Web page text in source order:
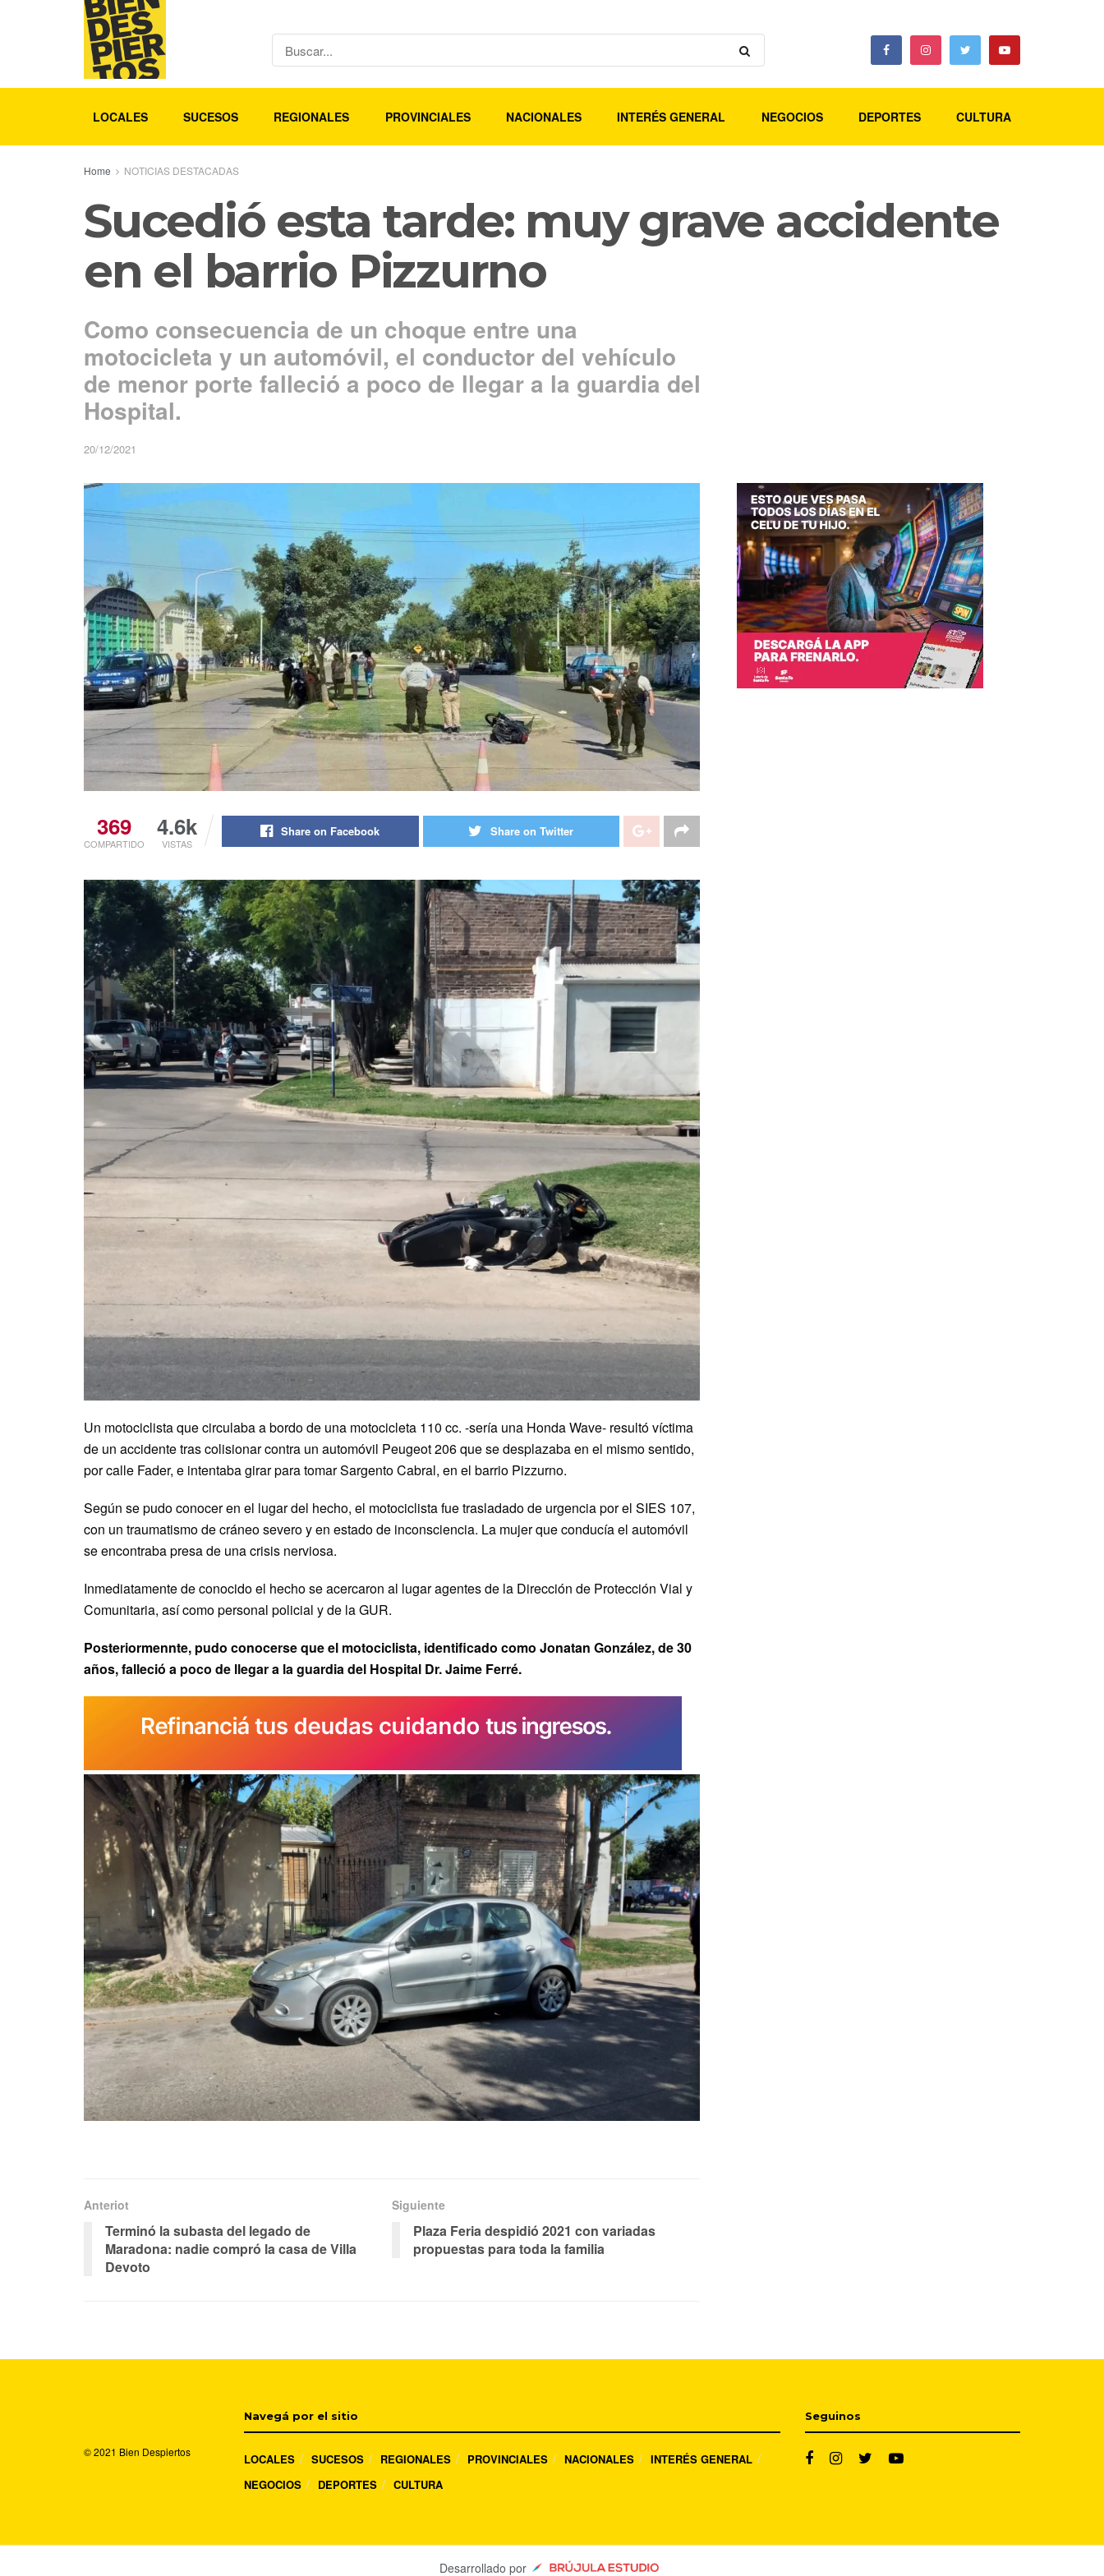
LOCALES SUCESOS REGIONALES PROVINCIALES NACIONALES INTERÉS GENERAL NEGOCIOS DEPORTES CULTURA
Home NOTICIAS DESTACADAS
Sucedió esta tarde: muy grave accidente
en el barrio Pizzurno
Como consecuencia de un choque entre una
motocicleta y un automóvil, el conductor del vehículo
de menor porte falleció a poco de llegar a la guardia del
Hospital.
20/12/2021
369
COMPARTIDO
4.6k
VISTAS
Share on Facebook Share on Twitter
Un motociclista que circulaba a bordo de una motocicleta 110 cc. -sería una Honda Wave- resultó víctima
de un accidente tras colisionar contra un automóvil Peugeot 206 que se desplazaba en el mismo sentido,
por calle Fader, e intentaba girar para tomar Sargento Cabral, en el barrio Pizzurno.
Según se pudo conocer en el lugar del hecho, el motociclista fue trasladado de urgencia por el SIES 107,
con un traumatismo de cráneo severo y en estado de inconsciencia. La mujer que conducía el automóvil
se encontraba presa de una crisis nerviosa.
Inmediatamente de conocido el hecho se acercaron al lugar agentes de la Dirección de Protección Vial y
Comunitaria, así como personal policial y de la GUR.
Posteriormennte, pudo conocerse que el motociclista, identificado como Jonatan González, de 30
años, falleció a poco de llegar a la guardia del Hospital Dr. Jaime Ferré.
Anteriot
Terminó la subasta del legado de
Maradona: nadie compró la casa de Villa
Devoto
Siguiente
Plaza Feria despidió 2021 con variadas
propuestas para toda la familia
© 2021 Bien Despiertos
Navegá por el sitio
LOCALES SUCESOS REGIONALES PROVINCIALES NACIONALES
INTERÉS GENERAL
NEGOCIOS
DEPORTES CULTURA
Seguinos
Desarrollado por